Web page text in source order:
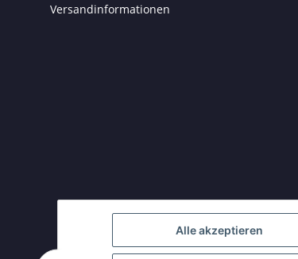
Alle akzeptieren
Versandinformationen